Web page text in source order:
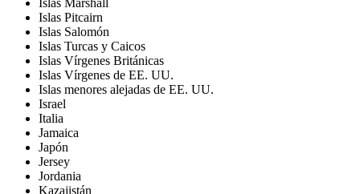
Islas Pitcairn
Islas Salomón
Islas Turcas y Caicos
Islas Vírgenes Británicas
Islas Vírgenes de EE. UU.
Islas menores alejadas de EE. UU.
Israel
Italia
Jamaica
Japón
Jersey
Jordania
Kazajistán